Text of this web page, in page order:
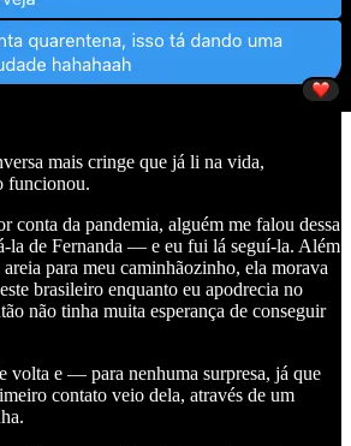
mais cringe que já li na vida,
funcionou.
conta da pandemia, alguém me falou dessa
la de Fernanda — e eu fui lá seguí-la. Além
para meu caminhãozinho, ela morava
brasileiro enquanto eu apodrecia no
não tinha muita esperança de conseguir
volta e — para nenhuma surpresa, já que
contato veio dela, através de um